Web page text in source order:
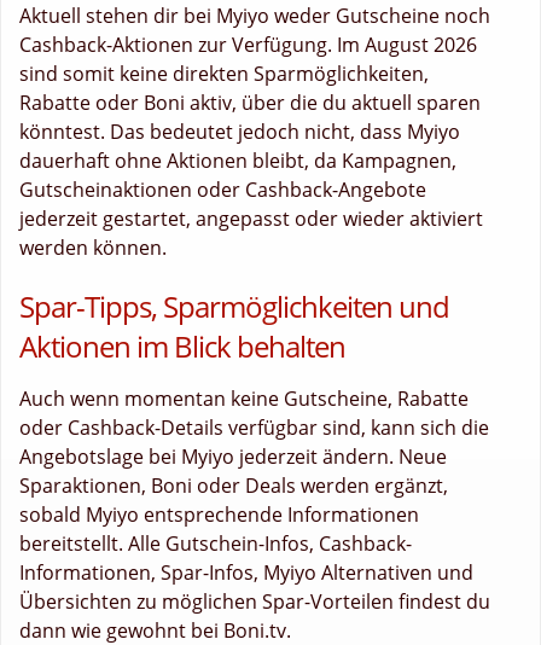
Aktuell stehen dir bei Myiyo weder Gutscheine noch
Cashback-Aktionen zur Verfügung. Im August 2026
sind somit keine direkten Sparmöglichkeiten,
Rabatte oder Boni aktiv, über die du aktuell sparen
könntest. Das bedeutet jedoch nicht, dass Myiyo
dauerhaft ohne Aktionen bleibt, da Kampagnen,
Gutscheinaktionen oder Cashback-Angebote
jederzeit gestartet, angepasst oder wieder aktiviert
werden können.
Spar-Tipps, Sparmöglichkeiten und
Aktionen im Blick behalten
Auch wenn momentan keine Gutscheine, Rabatte
oder Cashback-Details verfügbar sind, kann sich die
Angebotslage bei Myiyo jederzeit ändern. Neue
Sparaktionen, Boni oder Deals werden ergänzt,
sobald Myiyo entsprechende Informationen
bereitstellt. Alle Gutschein-Infos, Cashback-
Informationen, Spar-Infos, Myiyo Alternativen und
Übersichten zu möglichen Spar-Vorteilen findest du
dann wie gewohnt bei Boni.tv.